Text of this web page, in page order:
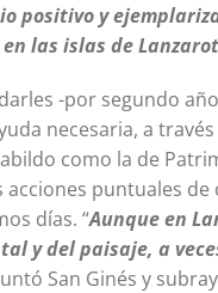
positivo y
las islas de
-por segundo
necesaria, a
como la de
puntuales
días. “Aunque en
y del paisaje, a
San Ginés y